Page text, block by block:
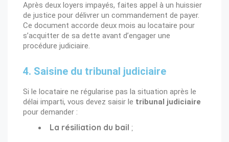
Après deux loyers impayés, faites appel à un huissier
de justice pour délivrer un commandement de payer.
Ce document accorde deux mois au locataire pour
s’acquitter de sa dette avant d’engager une
procédure judiciaire.
4. Saisine du tribunal judiciaire
Si le locataire ne régularise pas la situation après le
délai imparti, vous devez saisir le tribunal judiciaire
pour demander :
La résiliation du bail ;